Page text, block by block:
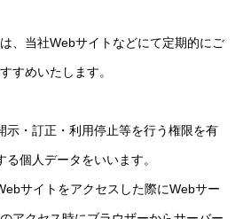
、当社Webサイトなどにて定期的にご
すめいたします。
示・訂正・利用停止等を行う権限を有
個人データをいいます。
サイトをアクセスした際にWebサー